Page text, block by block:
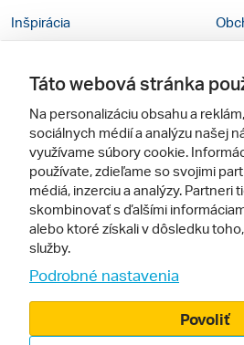
Inšpirácia
Cestovné kancelárie
Zájezdy.cz
Sledujte nás
© 2005 - 2026, Zájazdy.sk,
Táto webová stránka
Na personalizáciu obsahu a
sociálnych médií a analýzu našej
využívame súbory cookie.
používate, zdieľame so svojimi
médiá, inzerciu a analýzy. Partneri
skombinovať s ďalšími
alebo ktoré získali v dôsledku
služby.
Podrobné nastavenia
Povoliť